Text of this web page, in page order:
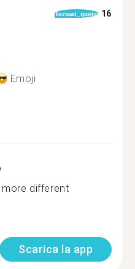
format_quote 16
Emoji
different
Scarica la app